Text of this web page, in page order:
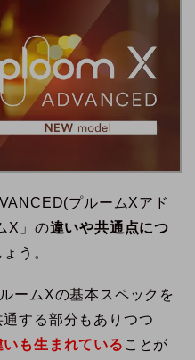
プルームXアド
X」の違いや共通点につ
う。
ームXの基本スペックを
する部分もありつつ
も生まれている ことが